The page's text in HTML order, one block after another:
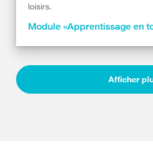
loisirs.
Module «Apprentissage en
Afficher